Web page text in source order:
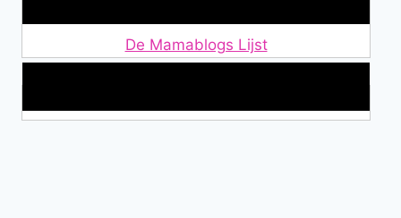
De Mamablogs Lijst